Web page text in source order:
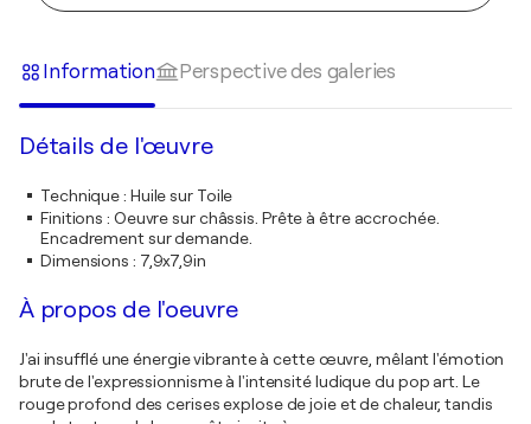
Information Perspective des galeries
Détails de l'œuvre
Technique: Huile sur Toile
Finitions : Oeuvre sur châssis. Prête à être accrochée.
Encadrement sur demande.
Dimensions : 7,9x7,9in
À propos de l'oeuvre
J'ai insufflé une énergie vibrante à cette œuvre, mêlant l'émotion
brute de l'expressionnisme à l'intensité ludique du pop art. Le
rouge profond des cerises explose de joie et de chaleur, tandis